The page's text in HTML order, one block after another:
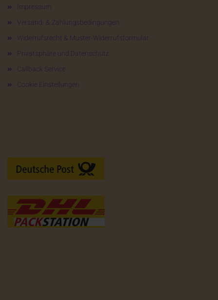
Impressum
Versand- & Zahlungsbedingungen
Widerrufsrecht & Muster-Widerrufsformular
Privatsphäre und Datenschutz
Callback Service
Cookie Einstellungen